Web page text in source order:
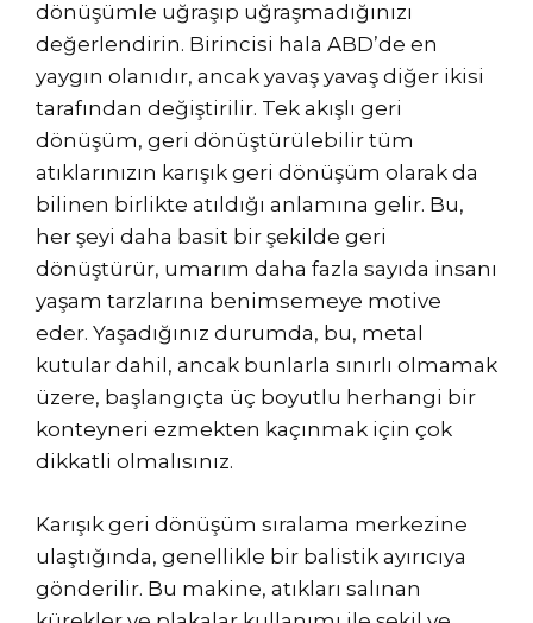
dönüşümle uğraşıp uğraşmadığınızı
değerlendirin. Birincisi hala ABD’de en
yaygın olanıdır, ancak yavaş yavaş diğer ikisi
tarafından değiştirilir. Tek akışlı geri
dönüşüm, geri dönüştürülebilir tüm
atıklarınızın karışık geri dönüşüm olarak da
bilinen birlikte atıldığı anlamına gelir. Bu,
her şeyi daha basit bir şekilde geri
dönüştürür, umarım daha fazla sayıda insanı
yaşam tarzlarına benimsemeye motive
eder. Yaşadığınız durumda, bu, metal
kutular dahil, ancak bunlarla sınırlı olmamak
üzere, başlangıçta üç boyutlu herhangi bir
konteyneri ezmekten kaçınmak için çok
dikkatli olmalısınız.
Karışık geri dönüşüm sıralama merkezine
ulaştığında, genellikle bir balistik ayırıcıya
gönderilir. Bu makine, atıkları salınan